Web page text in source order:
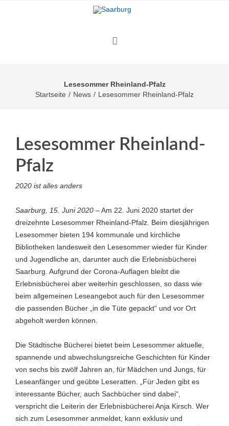
Lesesommer Rheinland-Pfalz
Startseite / News / Lesesommer Rheinland-Pfalz
Lesesommer Rheinland-
Pfalz
2020 ist alles anders
Saarburg, 15. Juni 2020 –Am 22. Juni 2020 startet der
dreizehnte Lesesommer Rheinland-Pfalz. Beim diesjährigen
Lesesommer bieten 194 kommunale und kirchliche
Bibliotheken landesweit den Lesesommer wieder für Kinder
und Jugendliche an, darunter auch die Erlebnisbücherei
Saarburg. Aufgrund der Corona-Auflagen bleibt die
Erlebnisbücherei aber weiterhin geschlossen, so dass wie
beim allgemeinen Leseangebot auch für den Lesesommer
die passenden Bücher „in die Tüte gepackt“ und vor Ort
abgeholt werden können.
Die Städtische Bücherei bietet beim Lesesommer aktuelle,
spannende und abwechslungsreiche Geschichten für Kinder
von sechs bis zwölf Jahren an, für Mädchen und Jungs, für
Leseanfänger und geübte Leseratten. „Für Jeden gibt es
interessante Bücher, auch Sachbücher sind dabei“,
verspricht die Leiterin der Erlebnisbücherei Anja Kirsch. Wer
sich zum Lesesommer anmeldet, kann exklusiv und